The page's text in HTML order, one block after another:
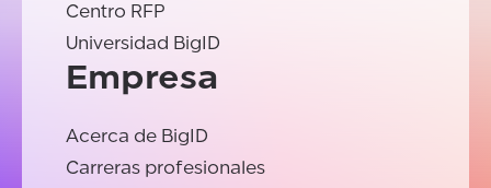
Centro RFP
Universidad BigID
Empresa
Acerca de BigID
Carreras profesionales